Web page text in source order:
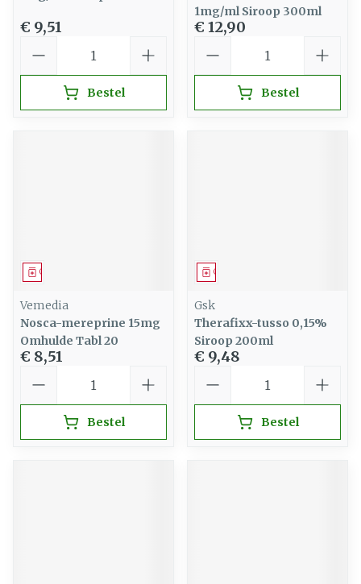
€ 9,51
Bestel
1mg/ml Siroop 300ml
€ 12,90
Bestel
Geneesmiddel
Vemedia
Nosca-mereprine 15mg
Omhulde Tabl 20
€ 8,51
Bestel
Geneesmiddel
Gsk
Therafixx-tusso 0,15%
Siroop 200ml
€ 9,48
Bestel